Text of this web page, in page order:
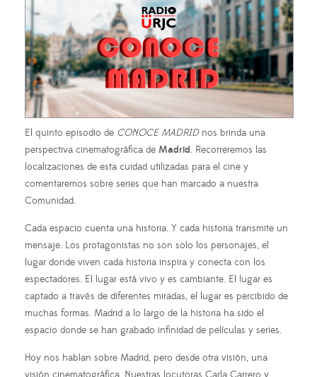
El quinto episodio de CONOCE MADRIDnos brinda una
perspectiva cinematográfica de Madrid. Recorreremos las
localizaciones de esta cuidad utilizadas para el cine y
comentaremos sobre series que han marcado a nuestra
Comunidad.
Cada espacio cuenta una historia. Y cada historia transmite un
mensaje. Los protagonistas no son solo los personajes, el
lugar donde viven cada historia inspira y conecta con los
espectadores. El lugar está vivo y es cambiante. El lugar es
captado a través de diferentes miradas, el lugar es percibido de
muchas formas. Madrid a lo largo de la historia ha sido el
espacio donde se han grabado infinidad de películas y series.
Hoy nos hablan sobre Madrid, pero desde otra visión, una